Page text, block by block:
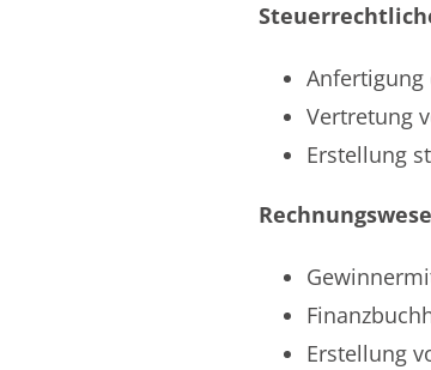
Anfertigung
Vertretung
Erstellung
Erstellung